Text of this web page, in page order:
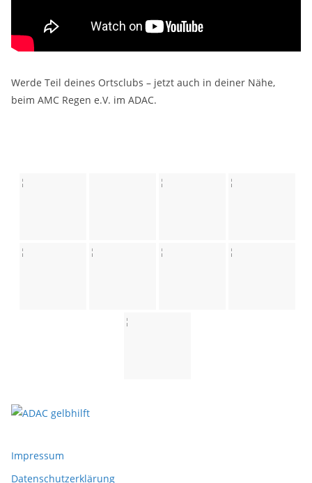
Werde Teil deines Ortsclubs – jetzt auch in deiner Nähe,
beim AMC Regen e.V. im ADAC.
Impressum
Datenschutzerklärung